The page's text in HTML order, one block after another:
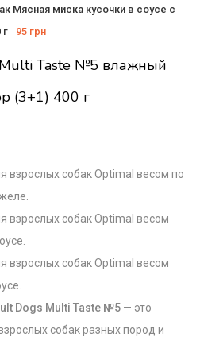
Мясная миска кусочки в соусе с
г
95 грн
Taste №5 влажный
(3+1) 400 г
взрослых собак Optimal весом по
взрослых собак Optimal весом
взрослых собак Optimal весом
Dogs Multi Taste №5 — это
собак разных пород и